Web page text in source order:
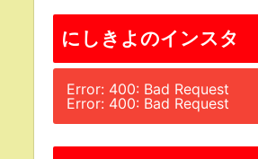
にしきよのインスタ
Error: 400: Bad Request
Error: 400: Bad Request